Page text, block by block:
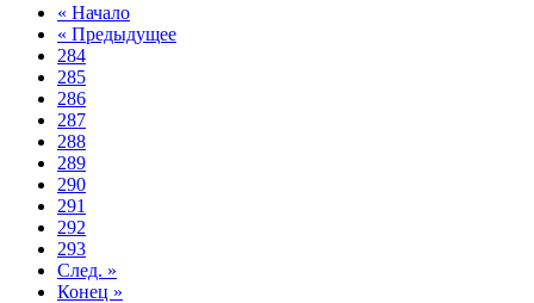
« Начало
« Предыдущее
284
285
286
287
288
289
290
291
292
293
След. »
Конец »